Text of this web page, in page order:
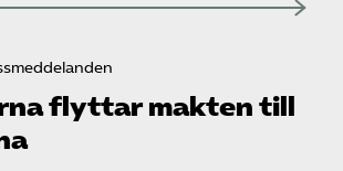
flyttar makten till